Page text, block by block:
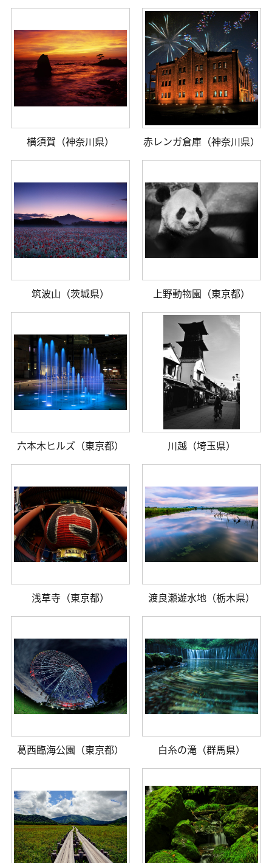
横須賀（神奈川県） 赤レンガ倉庫（神奈川県）
筑波山（茨城県） 上野動物園（東京都）
六本木ヒルズ（東京都） 川越（埼玉県）
浅草寺（東京都） 渡良瀬遊水地（栃木県）
葛西臨海公園（東京都） 白糸の滝（群馬県）